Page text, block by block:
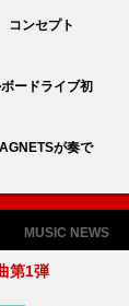
コンセプト
ードライブ初
が奏で
MUSIC NEWS
第1弾